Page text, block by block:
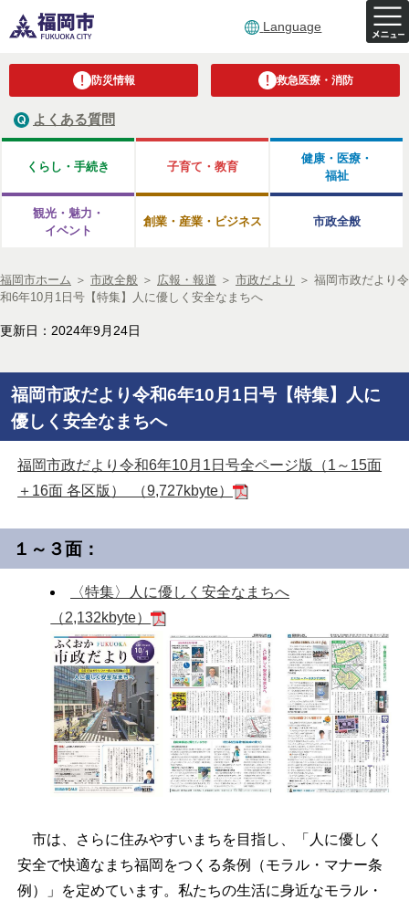
Language
防災情報 救急医療・消防
よくある質問
くらし・手続き 子育て・教育
健康・医療・
福祉
観光・魅力・
イベント
創業・産業・ビジネス 市政全般
福岡市ホーム ＞ 市政全般 ＞ 広報・報道 ＞ 市政だより ＞ 福岡市政だより令
和6年10月1日号【特集】人に優しく安全なまちへ
更新日：2024年9月24日
福岡市政だより令和6年10月1日号【特集】人に
優しく安全なまちへ
福岡市政だより令和6年10月1日号全ページ版（1～15面
＋16面 各区版） （9,727kbyte）
１～３面：
〈特集〉人に優しく安全なまちへ
（2,132kbyte）
市は、さらに住みやすいまちを目指し、「人に優しく
安全で快適なまち福岡をつくる条例（モラル・マナー条
例）」を定めています。私たちの生活に身近なモラル・